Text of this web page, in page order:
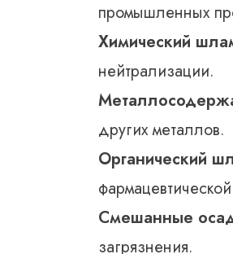
промышленных
Химический
нейтрализации.
других металлов.
Органический
Смешанные
загрязнения.